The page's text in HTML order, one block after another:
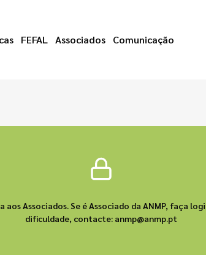
FEFAL Associados Comunicação
aos Associados. Se é Associado da ANMP, faça
dificuldade, contacte: anmp@anmp.pt